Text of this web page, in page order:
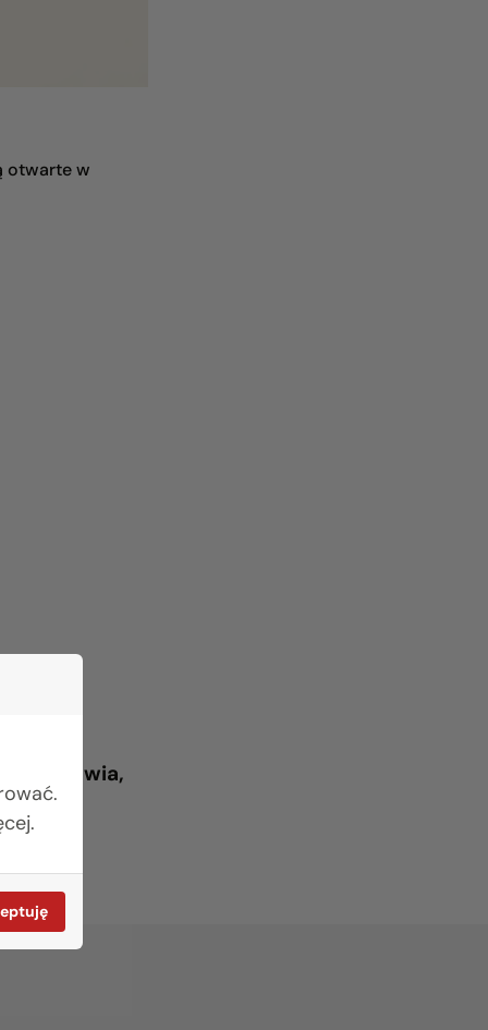
otwarte w
zdrowia,